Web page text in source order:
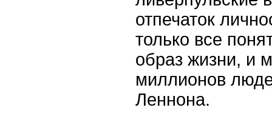
отпечаток
только все
образ жизни, и
миллионов
Леннона.